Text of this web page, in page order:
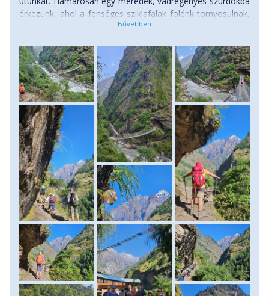
érkezünk, ahol a fenséges sziklafalak fölénk tornyosulnak,
és a természet nyers ereje szinte tapintható. Alattunk a
gyakrabban íncselkednek már velünk a hívogató, havas
hegycsúcsok. Függőhidakban szintén nem lesz hiány.
Ahogy egyre feljebb emelkedünk, ki a szurdokból, a táj
fokozatosan megszelidül: zöldellő domboldalakon
haladunk, amelyeket hol sűrű bambuszerdők, hol óriásira
nőtt fenyők szegélyeznek, hogy végül megérkezzünk Deng
elbűvölő kis falujába. Egyre több imazászló és imafal jelzi,
hogy itt már buddhista térségben járunk. Egy hangulatos
teaházban pihenünk meg, ahol a hegyvidéki nyugalom és a
természet közelsége igazi feltöltődést ígér. Szállás:
vendégház. (táv: 10-11 km, szint: 470 méter fel/170 méter
le, menetidő: 4-5 óra)